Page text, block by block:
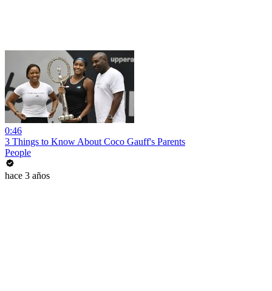
0:46
3 Things to Know About Coco Gauff's Parents
People
hace 3 años